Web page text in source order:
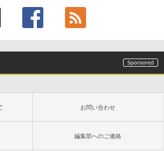
お問い合わせ
編集部へのご連絡